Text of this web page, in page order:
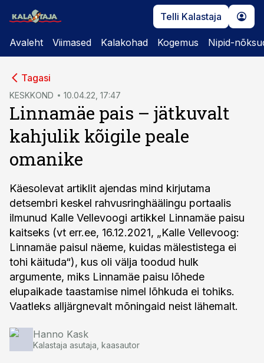
Telli Kalastaja
Avaleht Viimased Kalakohad Kogemus Nipid-
Tagasi
KESKKOND 10.04.22, 17:47
Linnamäe pais – jätkuvalt
kahjulik kõigile peale
omanike
Käesolevat artiklit ajendas mind kirjutama
detsembri keskel rahvusringhäälingu portaalis
ilmunud Kalle Vellevoogi artikkel Linnamäe paisu
kaitseks (vt err.ee, 16.12.2021, „Kalle Vellevoog:
Linnamäe paisul näeme, kuidas mälestistega ei
tohi käituda“), kus oli välja toodud hulk
argumente, miks Linnamäe paisu lõhede
elupaikade taastamise nimel lõhkuda ei tohiks.
Vaatleks alljärgnevalt mõningaid neist lähemalt.
Hanno Kask
Kalastaja asutaja, kaasautor